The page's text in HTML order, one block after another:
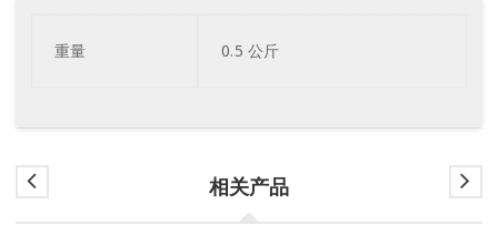
重量 0.5 公斤
相关产品